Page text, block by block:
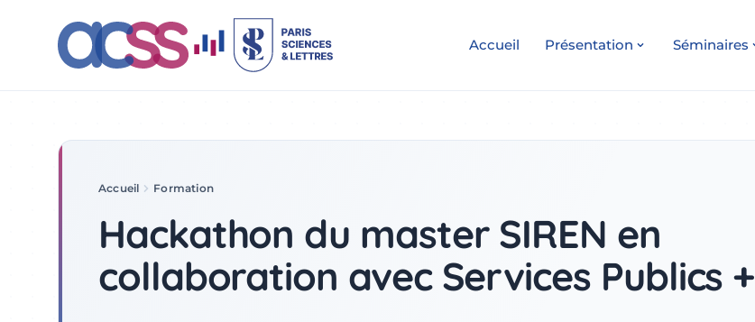
Accueil Présentation Séminaires
Accueil Formation
Hackathon
Hackathon du master SIREN en
collaboration avec Services Publics +